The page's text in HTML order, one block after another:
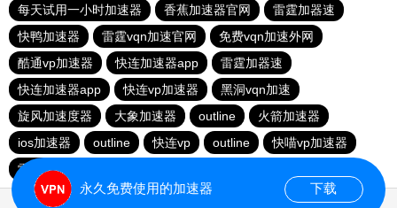
每天试用一小时加速器
香蕉加速器官网
雷霆加器速
快鸭加速器
雷霆vqn加速官网
免费vqn加速外网
酷通vp加速器
快连加速器app
雷霆加器速
快连加速器app
快连vp加速器
黑洞vqn加速
旋风加速度器
大象加速器 outline
火箭加速器
ios加速器
outline 快连vp outline
快喵vp加速器
雷霆加器速
永久免费使用的加速器 下载